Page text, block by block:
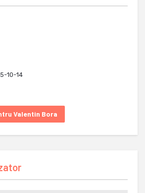
10-14
Valentin Bora